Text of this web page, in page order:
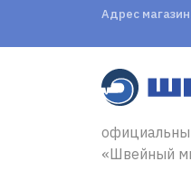
Адрес
«Швейный